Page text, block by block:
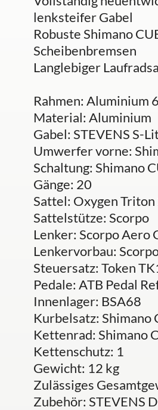
lenksteifer Gabel
Robuste Shimano
Scheibenbremsen
Langlebiger
Rahmen: Aluminium
Material: Aluminium
Gabel: STEVENS S-
Umwerfer vorne:
Schaltung: Shimano
Gänge: 20
Sattel: Oxygen Triton
Sattelstütze: Scorpo
Lenker: Scorpo Aero
Lenkervorbau:
Steuersatz: Token
Pedale: ATB Pedal
Innenlager: BSA68
Kurbelsatz: Shimano
Kettenrad: Shimano
Kettenschutz: 1
Gewicht: 12 kg
Zulässiges
Zubehör: STEVENS